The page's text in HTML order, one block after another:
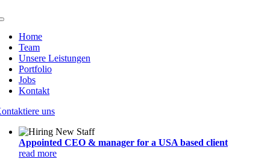
Inhalt
Home
Team
Unsere Leistungen
Portfolio
Jobs
Kontakt
uns
Appointed CEO & manager for a USA based client
read more